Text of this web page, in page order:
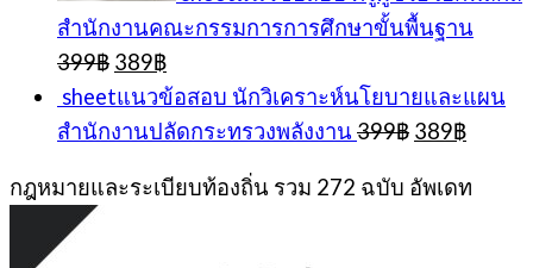
สำนักงานคณะกรรมการการศึกษาขั้นพื้นฐาน
399฿ Original
was:
399฿.
389฿Current
price
is:
389฿.
sheetแนวข้อสอบ นักวิเคราะห์นโยบายและแผน
สำนักงานปลัดกระทรวงพลังงาน 399฿ Original
was:
389฿
is:
กฎหมายและระเบียบท้องถิ่น รวม 272 ฉบับ อัพเดท